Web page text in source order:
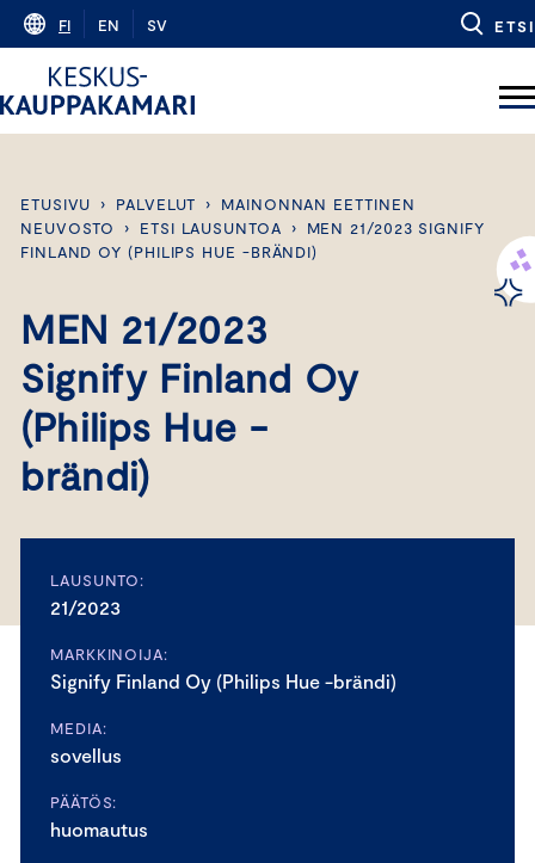
Skip
content
FI EN SV ETSI
ETUSIVU › PALVELUT ›
MAINONNAN EETTINEN
NEUVOSTO
› ETSI LAUSUNTOA ›
MEN 21/2023 SIGNIFY
FINLAND OY (PHILIPS HUE -BRÄNDI)
MEN 21/2023
Signify Finland Oy
(Philips Hue -
brändi)
LAUSUNTO:
21/2023
MARKKINOIJA:
Signify Finland Oy (Philips Hue -brändi)
MEDIA:
sovellus
PÄÄTÖS:
huomautus